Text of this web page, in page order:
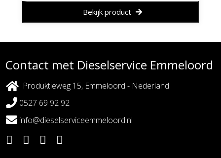
Bekijk product
Contact met Dieselservice Emmeloord
Produktieweg 15, Emmeloord - Nederland
0527 69 92 92
info@dieselserviceemmeloord.nl